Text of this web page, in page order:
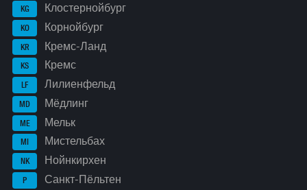
KG Клостернойбург
KO Корнойбург
KR Кремс-Ланд
KS Кремс
LF Лилиенфельд
MD Мёдлинг
ME Мельк
MI Мистельбах
NK Нойнкирхен
P Санкт-Пёльтен